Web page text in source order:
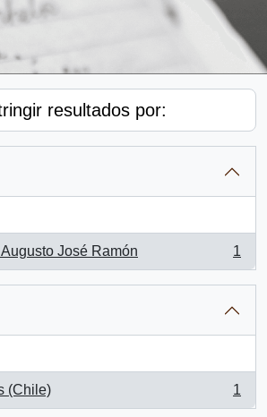
resultados por:
José Ramón 1
(Chile) 1